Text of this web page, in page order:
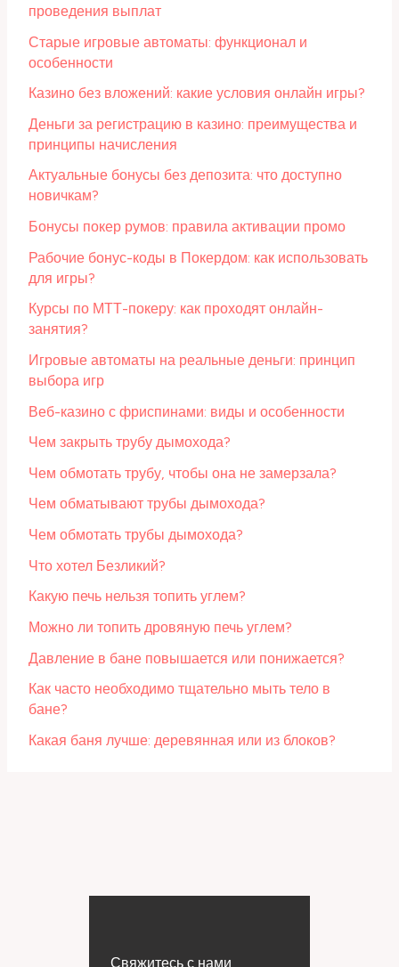
проведения выплат
Старые игровые автоматы: функционал и
особенности
Казино без вложений: какие условия онлайн игры?
Деньги за регистрацию в казино: преимущества и
принципы начисления
Актуальные бонусы без депозита: что доступно
новичкам?
Бонусы покер румов: правила активации промо
Рабочие бонус-коды в Покердом: как использовать
для игры?
Курсы по МТТ-покеру: как проходят онлайн-
занятия?
Игровые автоматы на реальные деньги: принцип
выбора игр
Веб-казино с фриспинами: виды и особенности
Чем закрыть трубу дымохода?
Чем обмотать трубу, чтобы она не замерзала?
Чем обматывают трубы дымохода?
Чем обмотать трубы дымохода?
Что хотел Безликий?
Какую печь нельзя топить углем?
Можно ли топить дровяную печь углем?
Давление в бане повышается или понижается?
Как часто необходимо тщательно мыть тело в
бане?
Какая баня лучше: деревянная или из блоков?
Свяжитесь с нами